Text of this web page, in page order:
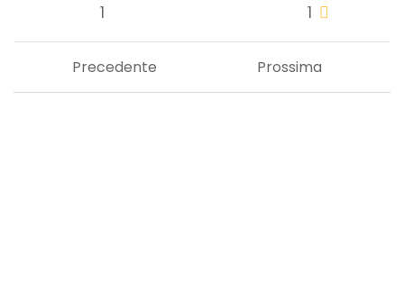
1 1
Prossima
Precedente